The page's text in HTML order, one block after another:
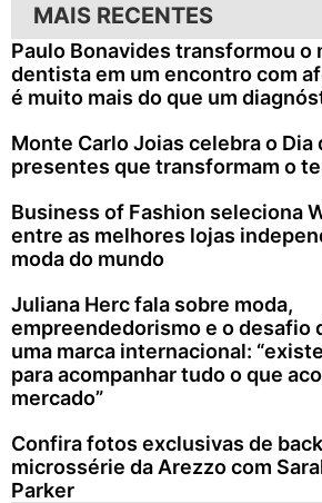
MAIS RECENTES
Paulo Bonavides transformou o
dentista em um encontro com
é muito mais do que um
Monte Carlo Joias celebra o Dia
presentes que transformam o
Business of Fashion seleciona
entre as melhores lojas
moda do mundo
Juliana Herc fala sobre moda,
empreendedorismo e o desafio
uma marca internacional:
para acompanhar tudo o que
mercado”
Confira fotos exclusivas de
microssérie da Arezzo com
Parker